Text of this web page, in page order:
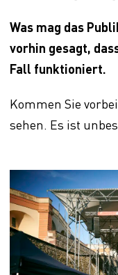
Was mag das
vorhin gesagt,
Fall funktioniert.
Kommen Sie
sehen. Es ist